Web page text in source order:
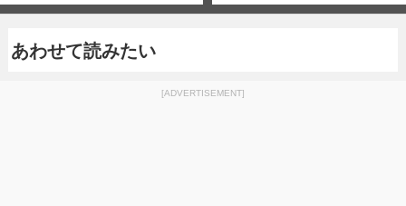
あわせて読みたい
[ADVERTISEMENT]